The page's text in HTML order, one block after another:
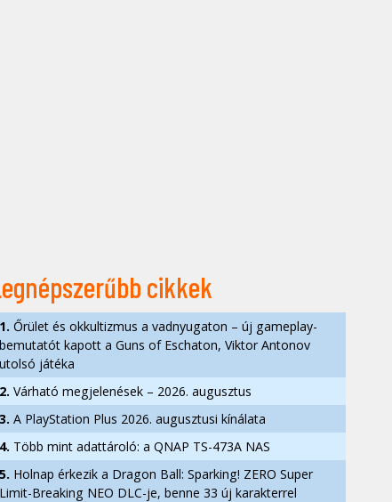
cikkek
1. Őrület és okkultizmus a vadnyugaton – új gameplay-
bemutatót kapott a Guns of Eschaton, Viktor Antonov
utolsó játéka
2. Várható megjelenések – 2026. augusztus
3. A PlayStation Plus 2026. augusztusi kínálata
4. Több mint adattároló: a QNAP TS-473A NAS
5. Holnap érkezik a Dragon Ball: Sparking! ZERO Super
Limit-Breaking NEO DLC-je, benne 33 új karakterrel